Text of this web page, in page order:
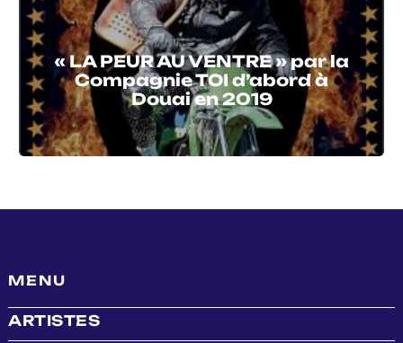
« LA PEUR AU VENTRE » par la
Compagnie TOI d’abord à
Douai en 2019
MENU
ARTISTES